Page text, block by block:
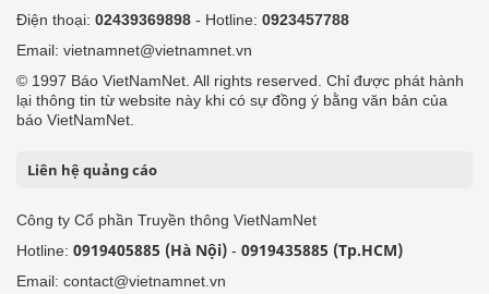
Điện thoại: 02439369898 - Hotline: 0923457788
Email: vietnamnet@vietnamnet.vn
© 1997 Báo VietNamNet. All rights reserved. Chỉ được phát hành
lại thông tin từ website này khi có sự đồng ý bằng văn bản của
báo VietNamNet.
Liên hệ quảng cáo
Công ty Cổ phần Truyền thông VietNamNet
Hotline: 0919405885 (Hà Nội) - 0919435885 (Tp.HCM)
Email: contact@vietnamnet.vn